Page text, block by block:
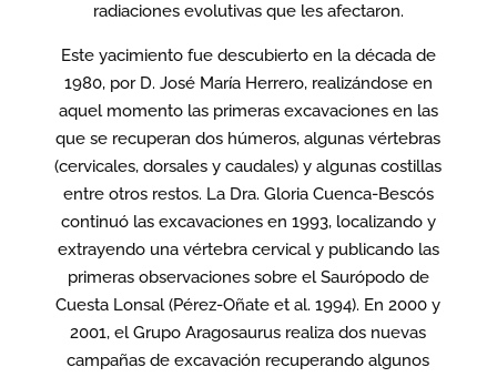
radiaciones evolutivas que les afectaron.
Este yacimiento fue descubierto en la década de
1980, por D. José María Herrero, realizándose en
aquel momento las primeras excavaciones en las
que se recuperan dos húmeros, algunas vértebras
(cervicales, dorsales y caudales) y algunas costillas
entre otros restos. La Dra. Gloria Cuenca-Bescós
continuó las excavaciones en 1993, localizando y
extrayendo una vértebra cervical y publicando las
primeras observaciones sobre el Saurópodo de
Cuesta Lonsal (Pérez-Oñate et al. 1994). En 2000 y
2001, el Grupo Aragosaurus realiza dos nuevas
campañas de excavación recuperando algunos